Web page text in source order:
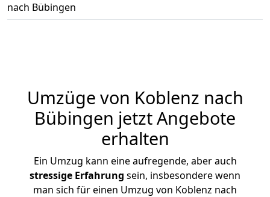
nach Bübingen
Umzüge von Koblenz nach
Bübingen jetzt Angebote
erhalten
Ein Umzug kann eine aufregende, aber auch
stressige Erfahrung sein, insbesondere wenn
man sich für einen Umzug von Koblenz nach